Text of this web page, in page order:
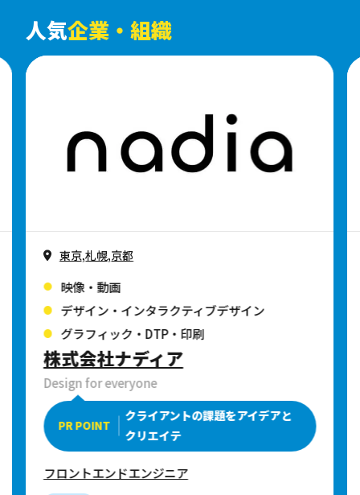
人気企業・組織
東京,札幌,京都
映像・動画
デザイン・インタラクティブデザイン
グラフィック・DTP・印刷
株式会社ナディア
Design for everyone
PR POINT
クライアントの課題をアイデアと
クリエイテ
フロントエンドエンジニア